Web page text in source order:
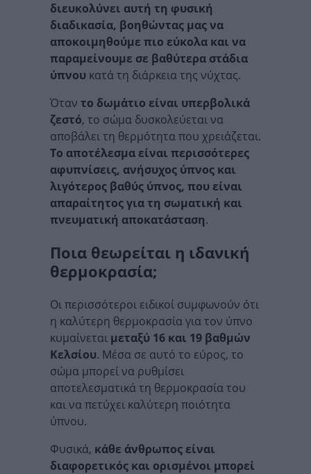
διευκολύνει αυτή τη φυσική
διαδικασία, βοηθώντας μας να
αποκοιμηθούμε πιο εύκολα και να
παραμείνουμε σε βαθύτερα στάδια
ύπνου κατά τη διάρκεια της νύχτας.
Όταν το δωμάτιο είναι υπερβολικά
ζεστό, το σώμα δυσκολεύεται να
αποβάλει τη θερμότητα που χρειάζεται.
Το αποτέλεσμα είναι περισσότερες
αφυπνίσεις, ανήσυχος ύπνος και
λιγότερος βαθύς ύπνος, που είναι
απαραίτητος για τη σωματική και
πνευματική αποκατάσταση.
Ποια θεωρείται η ιδανική
θερμοκρασία;
Οι περισσότεροι ειδικοί συμφωνούν ότι
η καλύτερη θερμοκρασία για τον ύπνο
κυμαίνεται μεταξύ 16 και 19 βαθμών
Κελσίου. Μέσα σε αυτό το εύρος, το
σώμα μπορεί να ρυθμίσει
αποτελεσματικά τη θερμοκρασία του
και να πετύχει καλύτερη ποιότητα
ύπνου.
Φυσικά, κάθε άνθρωπος είναι
διαφορετικός και ορισμένοι μπορεί